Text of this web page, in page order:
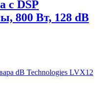
с DSP
800 Вт, 128 dB